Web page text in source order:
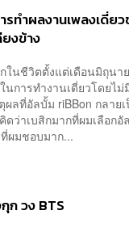
ทำผลงานเพลงเดี่ยว
งข้าง
ในชีวิตตั้งแต่เดือนมิถุน
การทำงานเดี่ยวโดยไม่
ผลที่อัลบั้ม riBBon กลาย
ว่าเบสิกมากที่ผมเลือกอั
ผมชอบมาก...
ก วง BTS